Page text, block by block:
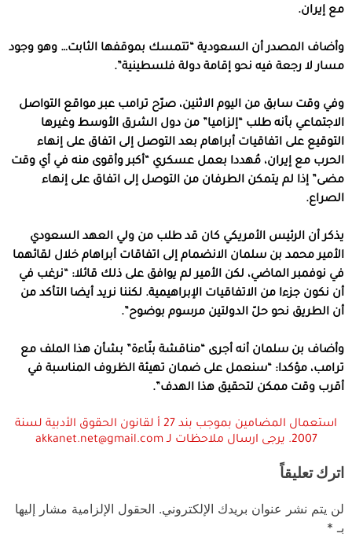
مع إيران.
وأضاف المصدر أن السعودية “تتمسك بموقفها الثابت… وهو وجود
مسار لا رجعة فيه نحو إقامة دولة فلسطينية”.
وفي وقت سابق من اليوم الاثنين، صرّح ترامب عبر مواقع التواصل
الاجتماعي بأنه طلب “إلزاميا” من دول الشرق الأوسط وغيرها
التوقيع على اتفاقيات أبراهام بعد التوصل إلى اتفاق على إنهاء
الحرب مع إيران، مُهددا بعمل عسكري “أكبر وأقوى منه في أي وقت
مضى” إذا لم يتمكن الطرفان من التوصل إلى اتفاق على إنهاء
الصراع.
يذكر أن الرئيس الأمريكي كان قد طلب من ولي العهد السعودي
الأمير محمد بن سلمان الانضمام إلى اتفاقات أبراهام خلال لقائهما
في نوفمبر الماضي، لكن الأمير لم يوافق على ذلك قائلا: “نرغب في
أن نكون جزءا من الاتفاقيات الإبراهيمية. لكننا نريد أيضا التأكد من
أن الطريق نحو حلّ الدولتين مرسوم بوضوح”.
وأضاف بن سلمان أنه أجرى “مناقشة بنّاءة” بشأن هذا الملف مع
ترامب، مؤكدا: “سنعمل على ضمان تهيئة الظروف المناسبة في
أقرب وقت ممكن لتحقيق هذا الهدف”.
استعمال المضامين بموجب بند 27 أ لقانون الحقوق الأدبية لسنة
2007. يرجى ارسال ملاحظات لـ akkanet.net@gmail.com
اترك تعليقاً
لن يتم نشر عنوان بريدك الإلكتروني. الحقول الإلزامية مشار إليها
بـ *